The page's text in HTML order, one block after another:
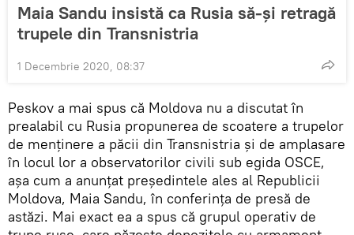
Maia Sandu insistă ca Rusia să-și retragă
trupele din Transnistria
1 Decembrie 2020, 08:37
Peskov a mai spus că Moldova nu a discutat în
prealabil cu Rusia propunerea de scoatere a trupelor
de menținere a păcii din Transnistria și de amplasare
în locul lor a observatorilor civili sub egida OSCE,
așa cum a anunțat președintele ales al Republicii
Moldova, Maia Sandu, în conferința de presă de
astăzi. Mai exact ea a spus că grupul operativ de